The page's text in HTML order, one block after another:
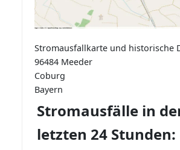
Stromausfallkarte und historische
96484 Meeder
Coburg
Bayern
Stromausfälle in
letzten 24 Stunden: